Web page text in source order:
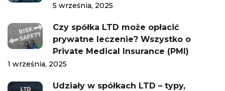
5 września, 2025
Czy spółka LTD może opłacić
prywatne leczenie? Wszystko o
Private Medical Insurance (PMI)
1 września, 2025
Udziały w spółkach LTD – typy,